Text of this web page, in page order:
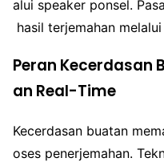
alui speaker ponsel.
hasil terjemahan
Peran Kecerdasan
an Real-Time
Kecerdasan buatan
oses penerjemahan.